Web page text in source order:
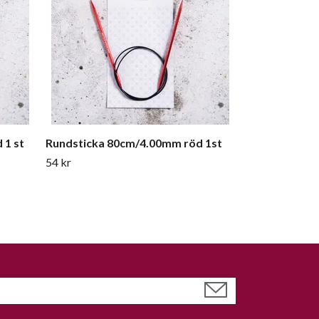
1 st
Rundsticka 80cm/4.00mm röd 1st
54 kr